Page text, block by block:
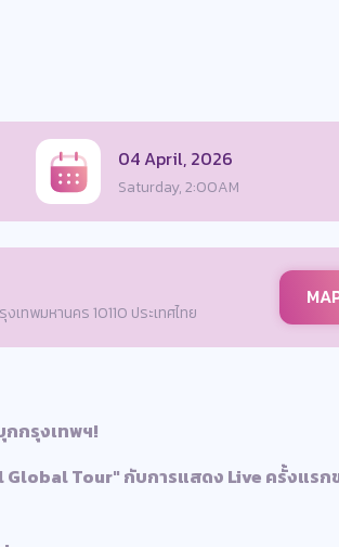
04 April, 2026
Saturday, 2:00AM
ทพมหานคร 10110 ประเทศไทย
กรุงเทพฯ!
Tour" กับการแสดง Live ครั้งแรก